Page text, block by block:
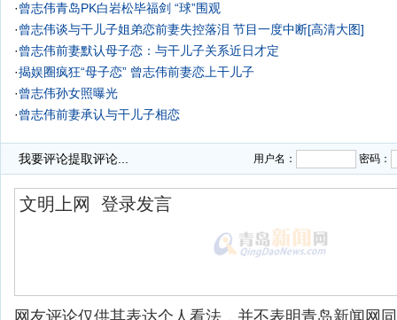
·曾志伟青岛PK白岩松毕福剑 “球”围观
·曾志伟谈与干儿子姐弟恋前妻失控落泪 节目一度中断[高清大图]
·曾志伟前妻默认母子恋：与干儿子关系近日才定
·揭娱圈疯狂“母子恋” 曾志伟前妻恋上干儿子
·曾志伟孙女照曝光
·曾志伟前妻承认与干儿子相恋
我要评论提取评论... 用户名： 密码：
网友评论仅供其表达个人看法，并不表明青岛新闻网